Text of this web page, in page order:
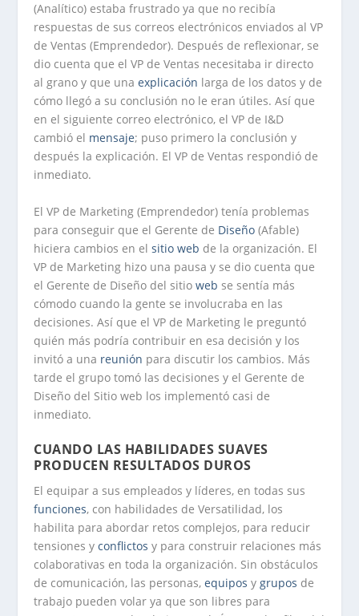
(Analítico) estaba frustrado ya que no recibía
respuestas de sus correos electrónicos enviados al VP
de Ventas (Emprendedor). Después de reflexionar, se
dio cuenta que el VP de Ventas necesitaba ir directo
al grano y que unaexplicación larga de los datos y de
cómo llegó a su conclusión no le eran útiles. Así que
en el siguiente correo electrónico, el VP de I&D
cambió el mensaje; puso primero la conclusión y
después la explicación. El VP de Ventas respondió de
inmediato.
El VP de Marketing (Emprendedor) tenía problemas
para conseguir que el Gerente de Diseño (Afable)
hiciera cambios en elsitio web de la organización. El
VP de Marketing hizo una pausa y se dio cuenta que
el Gerente de Diseño del sitioweb se sentía más
cómodo cuando la gente se involucraba en las
decisiones. Así que el VP de Marketing le preguntó
quién más podría contribuir en esa decisión y los
invitó a una reunión para discutir los cambios. Más
tarde el grupo tomó las decisiones y el Gerente de
Diseño del Sitio web los implementó casi de
inmediato.
CUANDO LAS HABILIDADES SUAVES
PRODUCEN RESULTADOS DUROS
El equipar a sus empleados y líderes, en todas sus
funciones, con habilidades de Versatilidad, los
habilita para abordar retos complejos, para reducir
tensiones yconflictos y para construir relaciones más
colaborativas en toda la organización. Sin obstáculos
de comunicación, las personas,equipos ygrupos de
trabajo pueden volar ya que son libres para